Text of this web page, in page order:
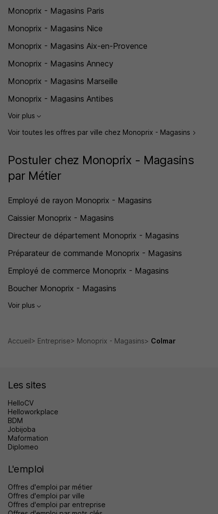
Monoprix - Magasins Paris
Monoprix - Magasins Nice
Monoprix - Magasins Aix-en-Provence
Monoprix - Magasins Annecy
Monoprix - Magasins Marseille
Monoprix - Magasins Antibes
Voir plus
Voir toutes les offres par ville chez Monoprix - Magasins
Postuler chez Monoprix - Magasins
par Métier
Employé de rayon Monoprix - Magasins
Caissier Monoprix - Magasins
Directeur de département Monoprix - Magasins
Préparateur de commande Monoprix - Magasins
Employé de commerce Monoprix - Magasins
Boucher Monoprix - Magasins
Voir plus
Accueil Entreprise Monoprix - Magasins Colmar
Les sites
HelloCV
Helloworkplace
BDM
Jobijoba
Maformation
Diplomeo
L'emploi
Offres d'emploi par métier
Offres d'emploi par ville
Offres d'emploi par entreprise